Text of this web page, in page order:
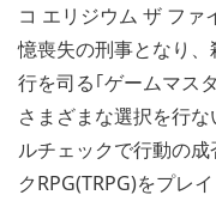
コ エリジウム ザ フ
憶喪失の刑事となり
行を司る｢ゲームマス
さまざまな選択を行
ルチェックで行動の
クRPG(TRPG)をプレ